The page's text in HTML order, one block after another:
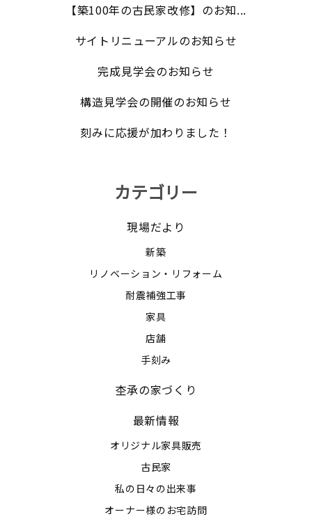
【築100年の古民家改修】のお知...
サイトリニューアルのお知らせ
完成見学会のお知らせ
構造見学会の開催のお知らせ
刻みに応援が加わりました！
カテゴリー
現場だより
新築
リノベーション・リフォーム
耐震補強工事
家具
店舗
手刻み
杢承の家づくり
最新情報
オリジナル家具販売
古民家
私の日々の出来事
オーナー様のお宅訪問